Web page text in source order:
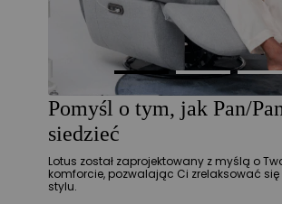
Pomyśl o tym, jak Pan/
siedzieć
Lotus został zaprojektowany z myślą o
komforcie, pozwalając Ci zrelaksować się
stylu.